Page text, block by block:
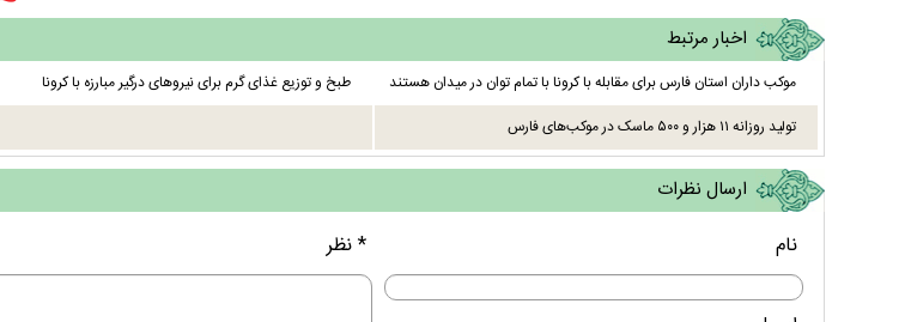
اخبار مرتبط
موکب داران استان فارس برای مقابله با کرونا با تمام توان در میدان هستند
طبخ و توزیع غذای گرم برای نیرو‌های درگیر مبارزه با کرونا
تولید روزانه ۱۱ هزار و ۵۰۰ ماسک در موکب‌های فارس
ارسال نظرات
نام * نظر